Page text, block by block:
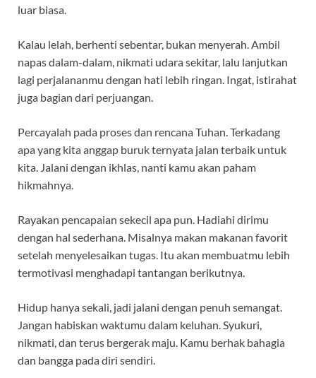
luar biasa.
Kalau lelah, berhenti sebentar, bukan menyerah. Ambil
napas dalam-dalam, nikmati udara sekitar, lalu lanjutkan
lagi perjalananmu dengan hati lebih ringan. Ingat, istirahat
juga bagian dari perjuangan.
Percayalah pada proses dan rencana Tuhan. Terkadang
apa yang kita anggap buruk ternyata jalan terbaik untuk
kita. Jalani dengan ikhlas, nanti kamu akan paham
hikmahnya.
Rayakan pencapaian sekecil apa pun. Hadiahi dirimu
dengan hal sederhana. Misalnya makan makanan favorit
setelah menyelesaikan tugas. Itu akan membuatmu lebih
termotivasi menghadapi tantangan berikutnya.
Hidup hanya sekali, jadi jalani dengan penuh semangat.
Jangan habiskan waktumu dalam keluhan. Syukuri,
nikmati, dan terus bergerak maju. Kamu berhak bahagia
dan bangga pada diri sendiri.